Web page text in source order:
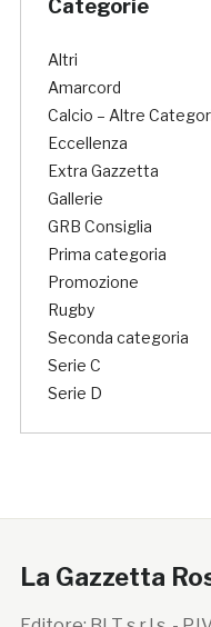
Categorie
Altri
Amarcord
Calcio – Altre
Eccellenza
Extra Gazzetta
Gallerie
GRB Consiglia
Prima categoria
Promozione
Rugby
Seconda categoria
Serie C
Serie D
La Gazzetta